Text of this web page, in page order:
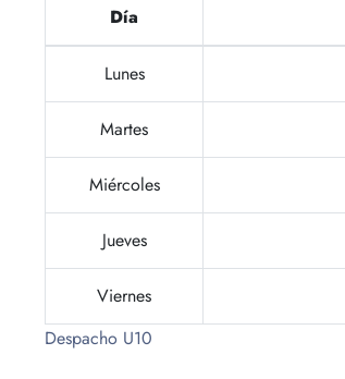
Día
Lunes
Martes
Miércoles
Jueves
Viernes
Despacho U10